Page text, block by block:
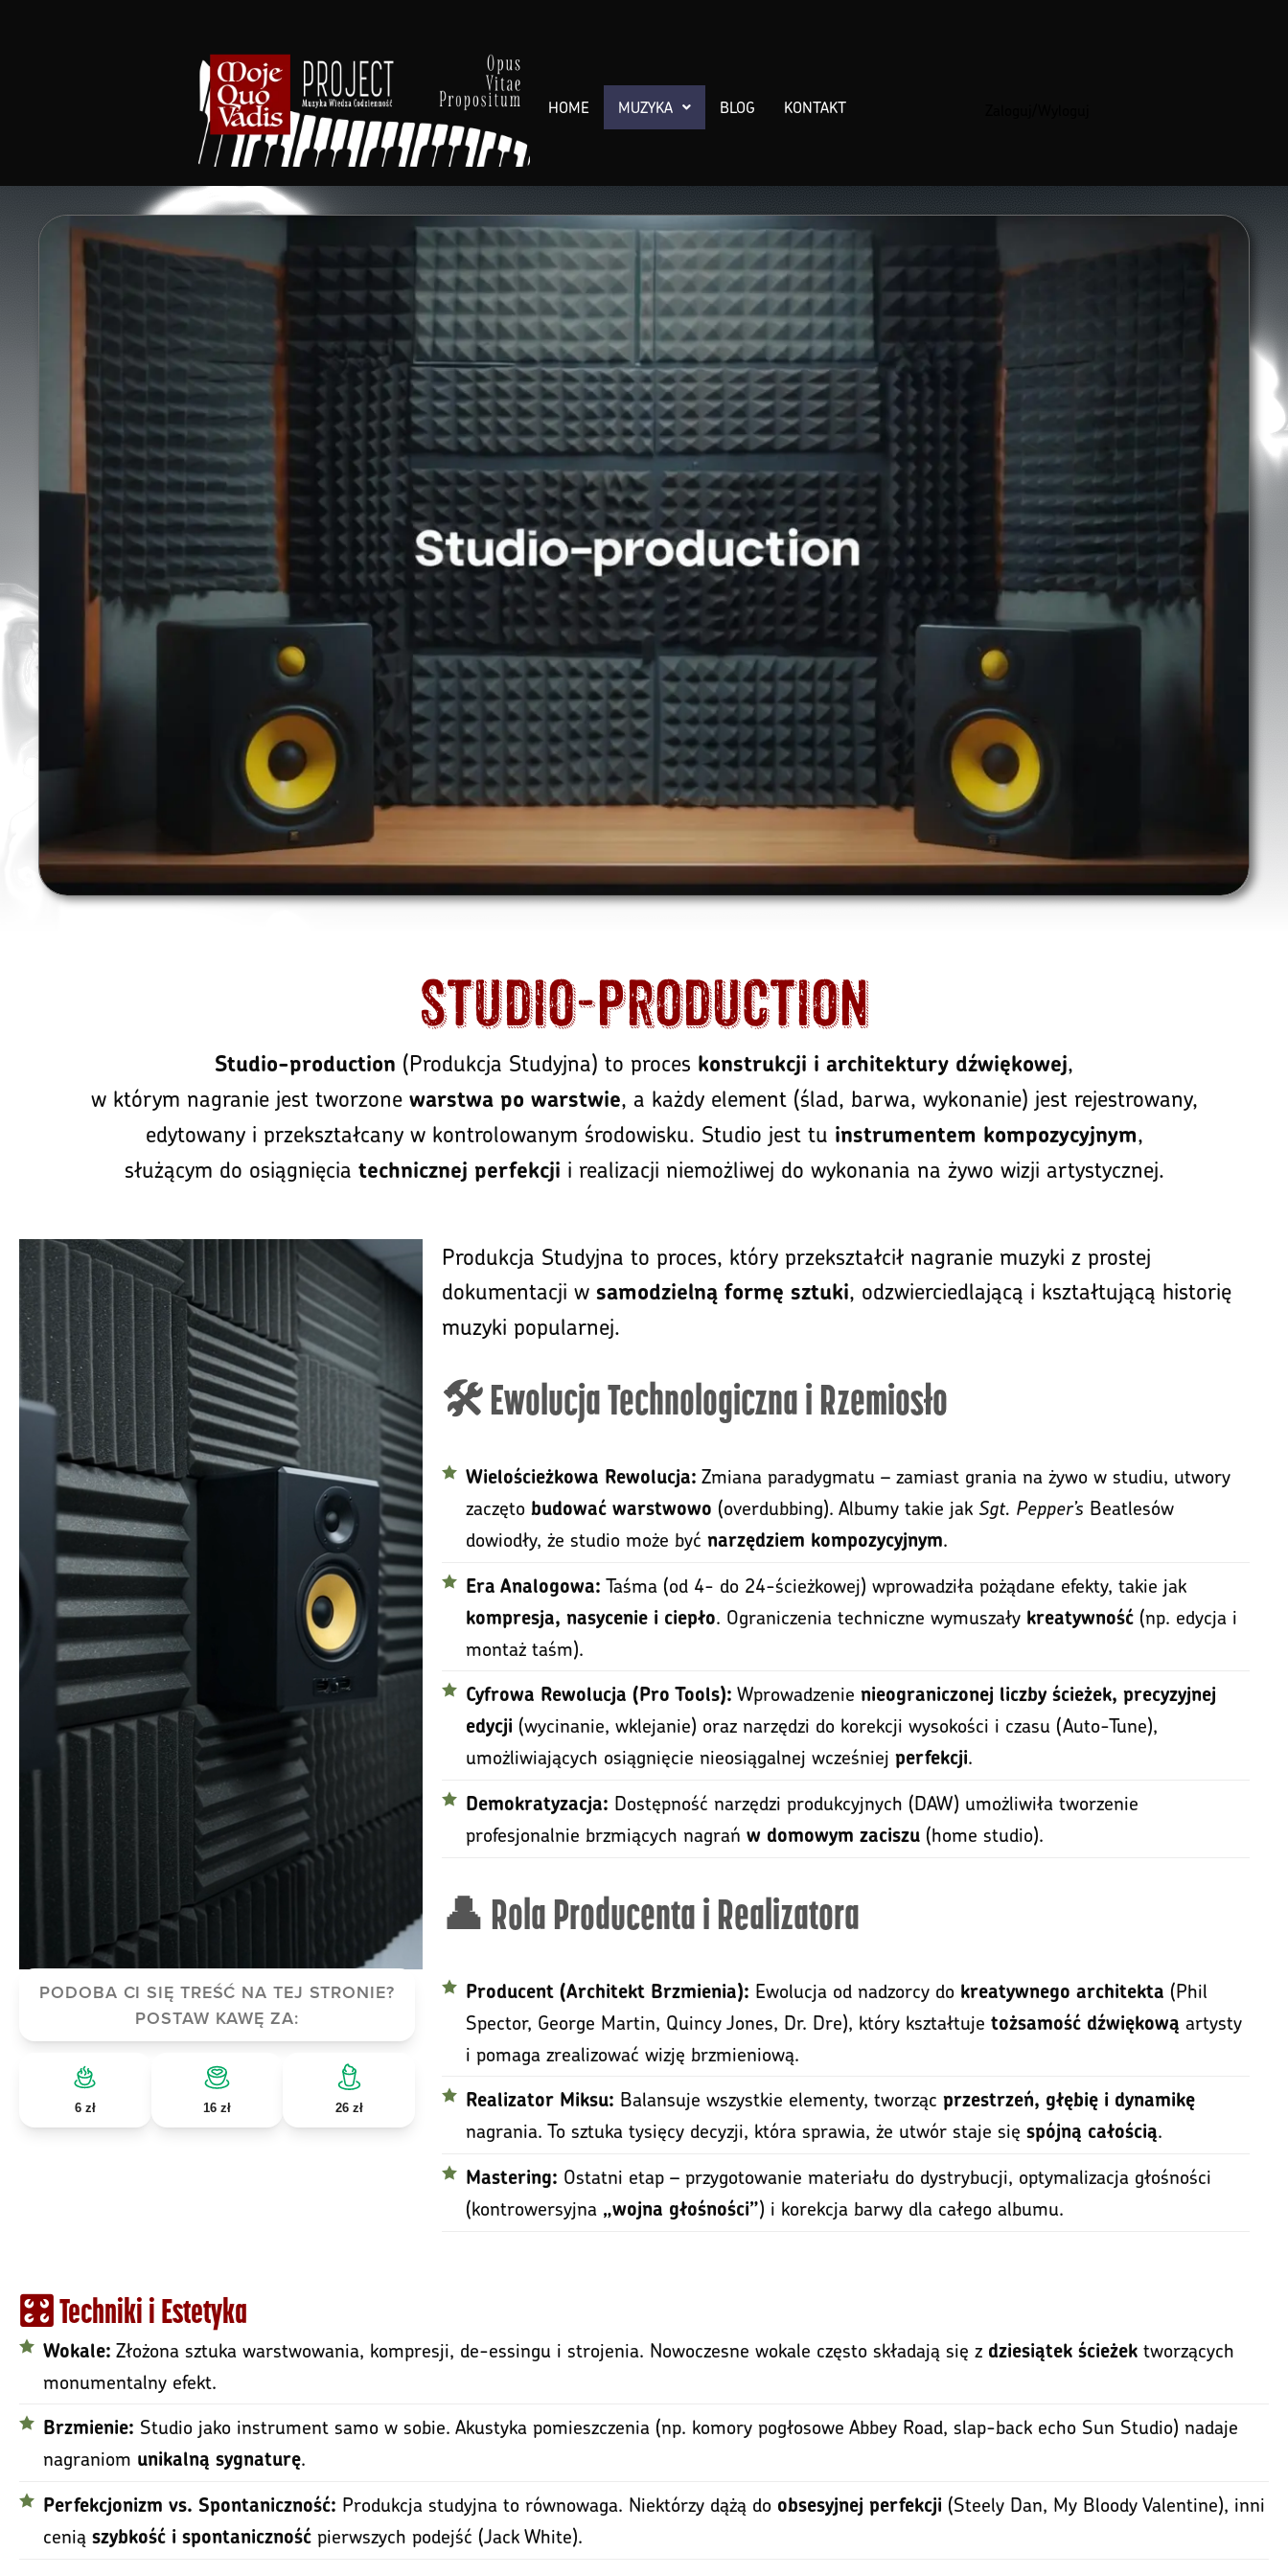
HOME MUZYKA BLOG KONTAKT
Studio-production
Studio-production (Produkcja Studyjna) to proces konstrukcji i architektury dźwiękowej,
w którym nagranie jest tworzone warstwa po warstwie, a każdy element (ślad, barwa, wykonanie) jest rejestrowany,
edytowany i przekształcany w kontrolowanym środowisku. Studio jest tu instrumentem kompozycyjnym,
służącym do osiągnięcia technicznej perfekcji i realizacji niemożliwej do wykonania na żywo wizji artystycznej.
PODOBA CI SIĘ TREŚĆ NA TEJ STRONIE?
POSTAW KAWĘ ZA:
6 zł 16 zł 26 zł
Produkcja Studyjna to proces, który przekształcił nagranie muzyki z prostej
dokumentacji wsamodzielną formę sztuki, odzwierciedlającą i kształtującą historię
muzyki popularnej.
🛠️ Ewolucja Technologiczna i Rzemiosło
Wielościeżkowa Rewolucja: Zmiana paradygmatu – zamiast grania na żywo w studiu, utwory
zaczętobudować warstwowo (overdubbing). Albumy takie jak Sgt. Pepper’s Beatlesów
dowiodły, że studio może byćnarzędziem kompozycyjnym.
Era Analogowa: Taśma (od 4- do 24-ścieżkowej) wprowadziła pożądane efekty, takie jak
kompresja, nasycenie i ciepło. Ograniczenia techniczne wymuszały kreatywność (np. edycja i
montaż taśm).
Cyfrowa Rewolucja (Pro Tools): Wprowadzenienieograniczonej liczby ścieżek, precyzyjnej
edycji (wycinanie, wklejanie) oraz narzędzi do korekcji wysokości i czasu (Auto-Tune),
umożliwiających osiągnięcie nieosiągalnej wcześniejperfekcji.
Demokratyzacja: Dostępność narzędzi produkcyjnych (DAW) umożliwiła tworzenie
profesjonalnie brzmiących nagrańw domowym zaciszu (home studio).
👤 Rola Producenta i Realizatora
Producent (Architekt Brzmienia): Ewolucja od nadzorcy do kreatywnego architekta (Phil
Spector, George Martin, Quincy Jones, Dr. Dre), który kształtujetożsamość dźwiękową artysty
i pomaga zrealizować wizję brzmieniową.
Realizator Miksu: Balansuje wszystkie elementy, tworzącprzestrzeń, głębię i dynamikę
nagrania. To sztuka tysięcy decyzji, która sprawia, że utwór staje sięspójną całością.
Mastering: Ostatni etap – przygotowanie materiału do dystrybucji, optymalizacja głośności
(kontrowersyjna „wojna głośności”) i korekcja barwy dla całego albumu.
🎛️ Techniki i Estetyka
Wokale: Złożona sztuka warstwowania, kompresji, de-essingu i strojenia. Nowoczesne wokale często składają się z dziesiątek ścieżek tworzących
monumentalny efekt.
Brzmienie: Studio jako instrument samo w sobie. Akustyka pomieszczenia (np. komory pogłosowe Abbey Road, slap-back echo Sun Studio) nadaje
nagraniom unikalną sygnaturę.
Perfekcjonizm vs. Spontaniczność: Produkcja studyjna to równowaga. Niektórzy dążą do obsesyjnej perfekcji (Steely Dan, My Bloody Valentine), inni
cenią szybkość i spontaniczność pierwszych podejść (Jack White).